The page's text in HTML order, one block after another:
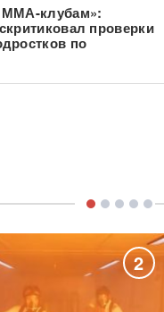
клубам»:
проверки
по
2